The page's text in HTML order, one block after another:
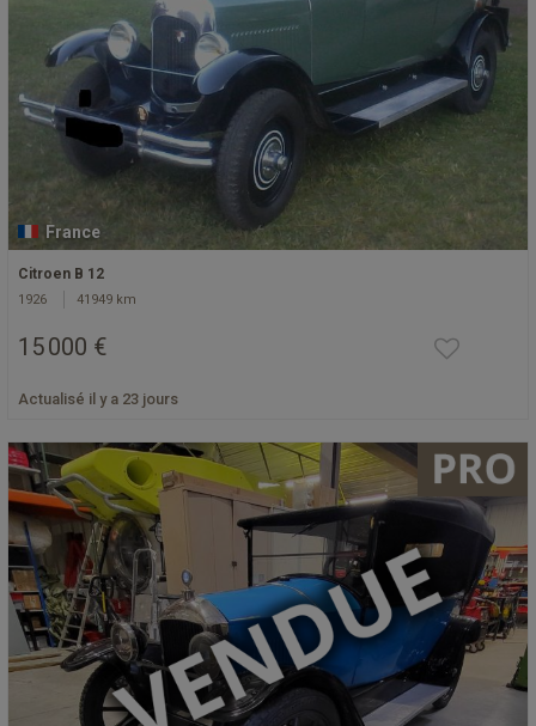
France
Citroen B 12
1926 41949 km
15 000 €
Actualisé il y a 23 jours